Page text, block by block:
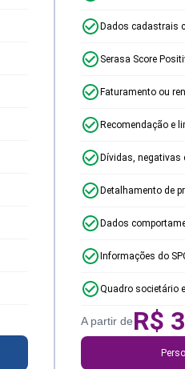
Dados cadastrais
Serasa Score
Faturamento ou
Recomendação e
Dívidas, negativas
Detalhamento de
Dados
Informações do
Quadro societário
A partir deR$